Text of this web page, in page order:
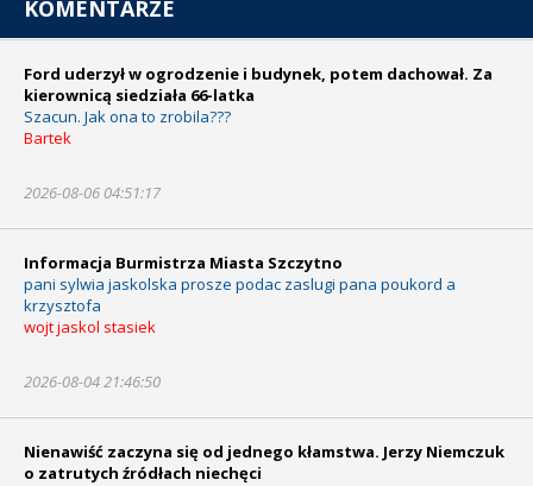
KOMENTARZE
Ford uderzył w ogrodzenie i budynek, potem dachował. Za
kierownicą siedziała 66-latka
Szacun. Jak ona to zrobila???
Bartek
2026-08-06 04:51:17
Informacja Burmistrza Miasta Szczytno
pani sylwia jaskolska prosze podac zaslugi pana poukord a
krzysztofa
wojt jaskol stasiek
2026-08-04 21:46:50
Nienawiść zaczyna się od jednego kłamstwa. Jerzy Niemczuk
o zatrutych źródłach niechęci